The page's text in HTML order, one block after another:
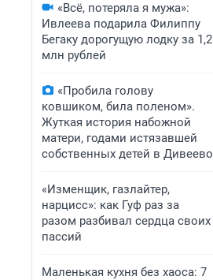
«Всё, потеряла я мужа»:
Ивлеева подарила Филиппу
Бегаку дорогущую лодку за 1,2
млн рублей
«Пробила голову
ковшиком, била поленом».
Жуткая история набожной
матери, годами истязавшей
собственных детей в Дивеево
«Изменщик, газлайтер,
нарцисс»: как Гуф раз за
разом разбивал сердца своих
пассий
Маленькая кухня без хаоса: 7